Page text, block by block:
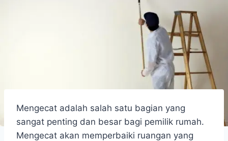
Mengecat adalah salah satu bagian yang
sangat penting dan besar bagi pemilik rumah.
Mengecat akan memperbaiki ruangan yang